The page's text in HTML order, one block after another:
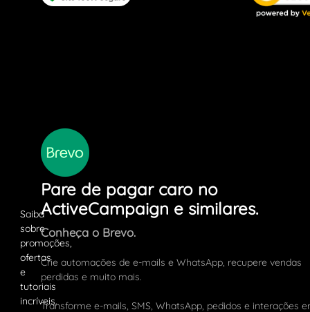
Pare de pagar caro no
ActiveCampaign e similares.
Conheça o Brevo.
Crie automações de e-mails e WhatsApp, recupere vendas
perdidas e muito mais.
Transforme e-mails, SMS, WhatsApp, pedidos e interações